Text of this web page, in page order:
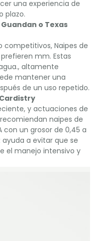
una experiencia de
plazo.
o Texas
competitivos, Naipes de
mm. Estas
altamente
mantener una
de un uso repetido.
y actuaciones de
naipes de
con un grosor de 0,45 a
ayuda a evitar que se
el manejo intensivo y